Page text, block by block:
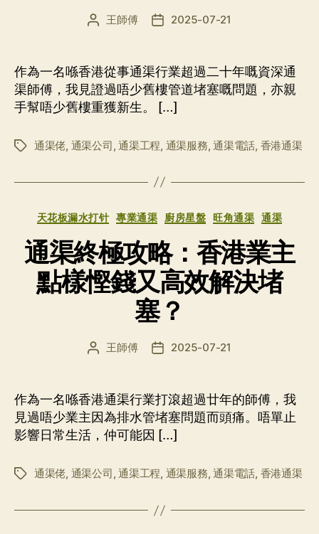
文
者
王師傅
发
期
2025-07-21
作為一名喺香港從事通渠行業超過二十年嘅資深通
渠師傅，我見證過唔少舊樓管道堵塞嘅問題，亦親
手幫唔少舊樓重獲新生。 […]
标
通渠佬 通渠公司 ,通渠工程 通渠服務 ,通渠電話 香港通渠
分
天花板漏水打针 專業通渠 廚房星盤 旺角通渠 通渠
通渠終極攻略：香港業主
點樣慳錢又高效解決堵
塞？
文
者
王師傅
发
期
2025-07-21
作為一名喺香港通渠行業打滾超過廿年的師傅，我
見過唔少業主因為排水管堵塞問題而頭痛。唔單止
影響日常生活，仲可能因 […]
标
通渠佬, 通渠公司,通渠工程, 通渠服務,通渠電話, 香港通渠